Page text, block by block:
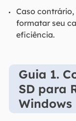
Caso
formatar seu
eficiência.
Guia 1.
SD para
Windows